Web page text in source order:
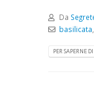
Da
basilicata,
PER SAPERNE